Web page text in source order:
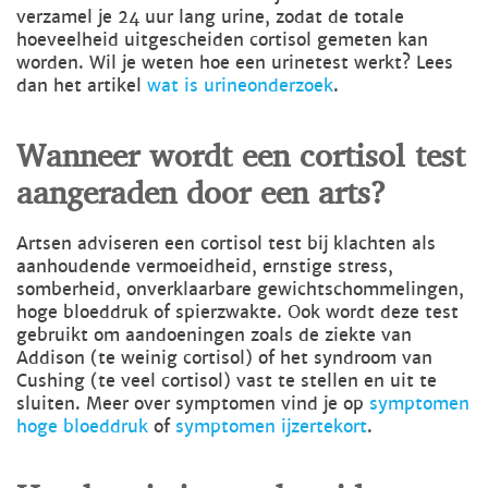
verzamel je 24 uur lang urine, zodat de totale
hoeveelheid uitgescheiden cortisol gemeten kan
worden. Wil je weten hoe een urinetest werkt? Lees
dan het artikel wat is urineonderzoek.
Wanneer wordt een cortisol test
aangeraden door een arts?
Artsen adviseren een cortisol test bij klachten als
aanhoudende vermoeidheid, ernstige stress,
somberheid, onverklaarbare gewichtschommelingen,
hoge bloeddruk of spierzwakte. Ook wordt deze test
gebruikt om aandoeningen zoals de ziekte van
Addison (te weinig cortisol) of het syndroom van
Cushing (te veel cortisol) vast te stellen en uit te
sluiten. Meer over symptomen vind je op symptomen
hoge bloeddruk of symptomen ijzertekort.